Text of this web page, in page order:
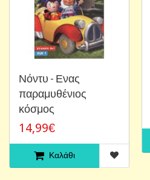
Νόντυ - Ενας
παραμυθένιος
κόσμος
14,99€
Καλάθι